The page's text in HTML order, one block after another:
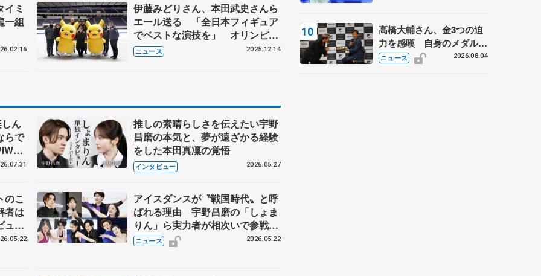
ミ
一組
伊藤みどりさん、本田武史さんら
エール送る 「全日本フィギュア
でベストな演技を」 オリンピッ
ク代表選考会前にスケート教室
高橋成美さんや永井優香さんも講
ニュース 2025.12.14
ん
らで
前
推しの素晴らしさを伝えたい宇野
昌磨の本気と、夢が遠ざかる経験
をした本田真凜の覚悟
インタビュー 2026.05.27
のこ
者は
ュー
人、
アイスダンスが〝戦国時代〟と呼
ばれる理由 宇野昌磨の「しょま
りん」ら実力者が相次いで参戦
国内の競争激化
ニュース 2026.05.22
高橋大輔さん、金3つの迫
力を感嘆 自身のメダルは
「どちらに？」 〝リス兄
ニュース 2026.08.04